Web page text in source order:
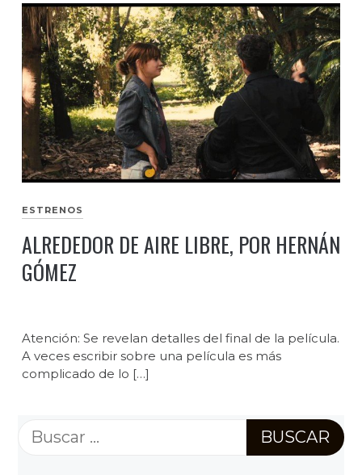
ESTRENOS
ALREDEDOR DE AIRE LIBRE, POR HERNÁN
GÓMEZ
Atención: Se revelan detalles del final de la película.
A veces escribir sobre una película es más
complicado de lo […]
Buscar: